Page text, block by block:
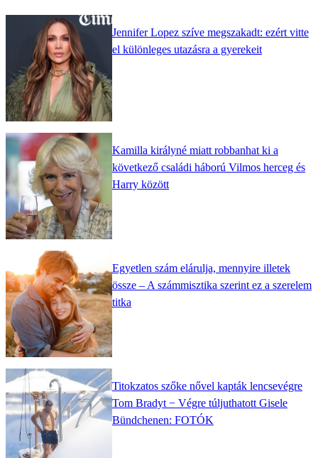
Jennifer Lopez szíve megszakadt: ezért vitte
el különleges utazásra a gyerekeit
Kamilla királyné miatt robbanhat ki a
következő családi háború Vilmos herceg és
Harry között
Egyetlen szám elárulja, mennyire illetek
össze – A számmisztika szerint ez a szerelem
titka
Titokzatos szőke nővel kapták lencsevégre
Tom Bradyt − Végre túljuthatott Gisele
Bündchenen: FOTÓK